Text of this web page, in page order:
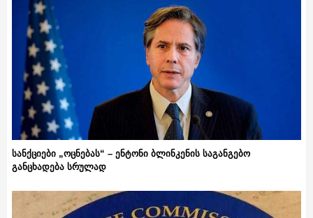
სანქციები „ოცნებას“ – ენტონი ბლინკენის საგანგებო
განცხადება სრულად